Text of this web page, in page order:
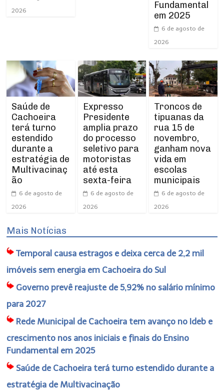
2026
Fundamental
em 2025
6 de agosto de
2026
Saúde de
Cachoeira
terá turno
estendido
durante a
estratégia de
Multivacinaç
ão
6 de agosto de
2026
Expresso
Presidente
amplia prazo
do processo
seletivo para
motoristas
até esta
sexta-feira
6 de agosto de
2026
Troncos de
tipuanas da
rua 15 de
novembro,
ganham nova
vida em
escolas
municipais
6 de agosto de
2026
Mais Notícias
Temporal causa estragos e deixa cerca de 2,2 mil
imóveis sem energia em Cachoeira do Sul
Governo prevê reajuste de 5,92% no salário mínimo
para 2027
Rede Municipal de Cachoeira tem avanço no Ideb e
crescimento nos anos iniciais e finais do Ensino
Fundamental em 2025
Saúde de Cachoeira terá turno estendido durante a
estratégia de Multivacinação